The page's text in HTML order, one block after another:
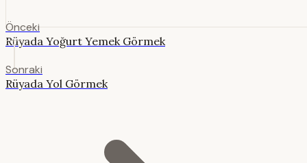
Önceki
Rüyada Yoğurt Yemek Görmek
Sonraki
Rüyada Yol Görmek